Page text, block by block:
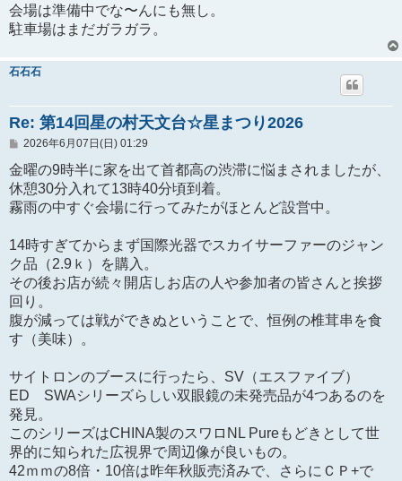
会場は準備中でな〜んにも無し。
駐車場はまだガラガラ。
石石石
Re: 第14回星の村天文台☆星まつり2026
投
記
事
2026年6月07日(日) 01:29
金曜の9時半に家を出て首都高の渋滞に悩まされましたが、
休憩30分入れて13時40分頃到着。
霧雨の中すぐ会場に行ってみたがほとんど設営中。
14時すぎてからまず国際光器でスカイサーファーのジャン
ク品（2.9ｋ）を購入。
その後お店が続々開店しお店の人や参加者の皆さんと挨拶
回り。
腹が減っては戦ができぬということで、恒例の椎茸串を食
す（美味）。
サイトロンのブースに行ったら、SV（エスファイブ）
ED SWAシリーズらしい双眼鏡の未発売品が4つあるのを
発見。
このシリーズはCHINA製のスワロNL Pureもどきとして世
界的に知られた広視界で周辺像が良いもの。
42ｍｍの8倍・10倍は昨年秋販売済みで、さらにＣＰ+で